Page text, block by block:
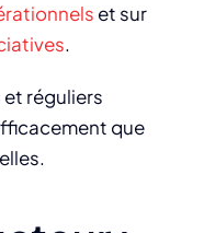
et sur
.
réguliers
que